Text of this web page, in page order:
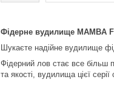
Фідерне вудилище MAMBA
Шукаєте надійне вудилище
Фідерний лов стає все більш
та якості, вудилища цієї